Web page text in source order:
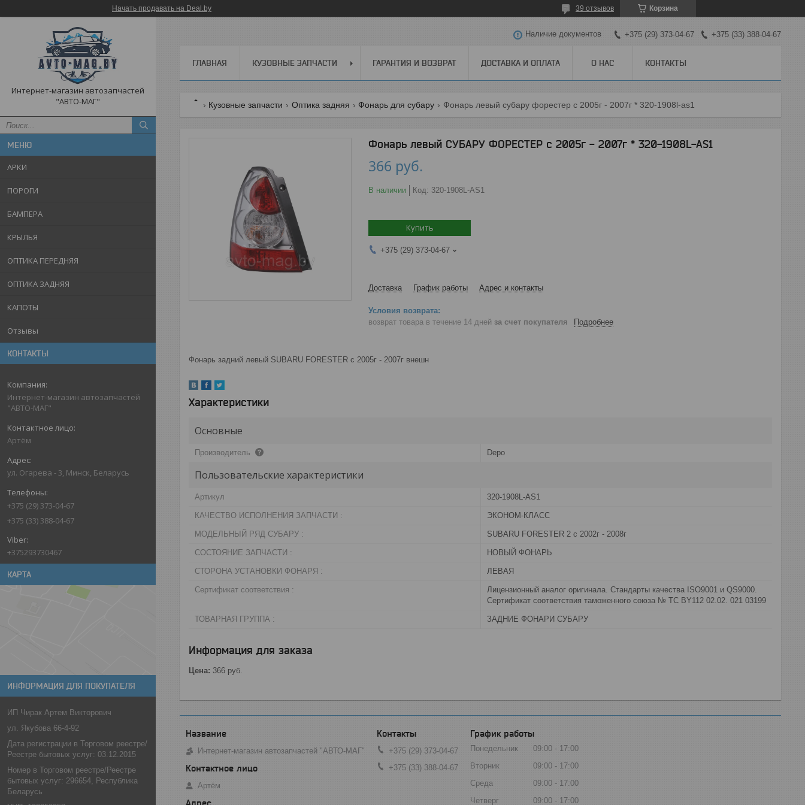
Начать продавать на Deal.by Корзина
39 отзывов
Интернет-магазин автозапчастей
"АВТО-МАГ"
АРКИ
ПОРОГИ
БАМПЕРА
КРЫЛЬЯ
ОПТИКА ПЕРЕДНЯЯ
ОПТИКА ЗАДНЯЯ
КАПОТЫ
Отзывы
КОНТАКТЫ
Интернет-магазин автозапчастей
"АВТО-МАГ"
Артём
ул. Огарева - 3, Минск, Беларусь
+375 (29) 373-04-67
+375 (33) 388-04-67
+375293730467
КАРТА
ИНФОРМАЦИЯ ДЛЯ ПОКУПАТЕЛЯ
ИП Чирак Артем Викторович
ул. Якубова 66-4-92
Дата регистрации в Торговом реестре/
Реестре бытовых услуг: 03.12.2015
Номер в Торговом реестре/Реестре
бытовых услуг: 296654, Республика
Беларусь
Наличие документов +375 (29) 373-04-67 +375 (33) 388-04-67
ГЛАВНАЯ КУЗОВНЫЕ ЗАПЧАСТИ ГАРАНТИЯ И ВОЗВРАТ ДОСТАВКА И ОПЛАТА О НАС КОНТАКТЫ
Кузовные запчасти Оптика задняя Фонарь для субару Фонарь левый субару форестер с 2005г - 2007г * 320-1908l-as1
Фонарь левый СУБАРУ ФОРЕСТЕР с 2005г - 2007г * 320-1908L-AS1
366 руб.
В наличии Код: 320-1908L-AS1
Купить
+375 (29) 373-04-67
Доставка График работы Адрес и контакты
возврат товара в течение 14 дней за счет покупателя Подробнее
Фонарь задний левый SUBARU FORESTER с 2005г - 2007г внешн
Характеристики
Основные
Производитель Depo
Пользовательские характеристики
Артикул 320-1908L-AS1
КАЧЕСТВО ИСПОЛНЕНИЯ ЗАПЧАСТИ : ЭКОНОМ-КЛАСС
МОДЕЛЬНЫЙ РЯД СУБАРУ : SUBARU FORESTER 2 с 2002г - 2008г
СОСТОЯНИЕ ЗАПЧАСТИ : НОВЫЙ ФОНАРЬ
СТОРОНА УСТАНОВКИ ФОНАРЯ : ЛЕВАЯ
Сертификат соответствия :
Лицензионный аналог оригинала. Стандарты качества ISO9001 и QS9000.
Сертификат соответствия таможенного союза № ТС BY112 02.02. 021 03199
ТОВАРНАЯ ГРУППА : ЗАДНИЕ ФОНАРИ СУБАРУ
Информация для заказа
Цена: 366 руб.
Интернет-магазин автозапчастей "АВТО-МАГ"
Артём
+375 (29) 373-04-67
+375 (33) 388-04-67
График работы
Понедельник 09:00
17:00
Вторник
09:00
17:00
Среда
09:00
17:00
Четверг
09:00 17:00